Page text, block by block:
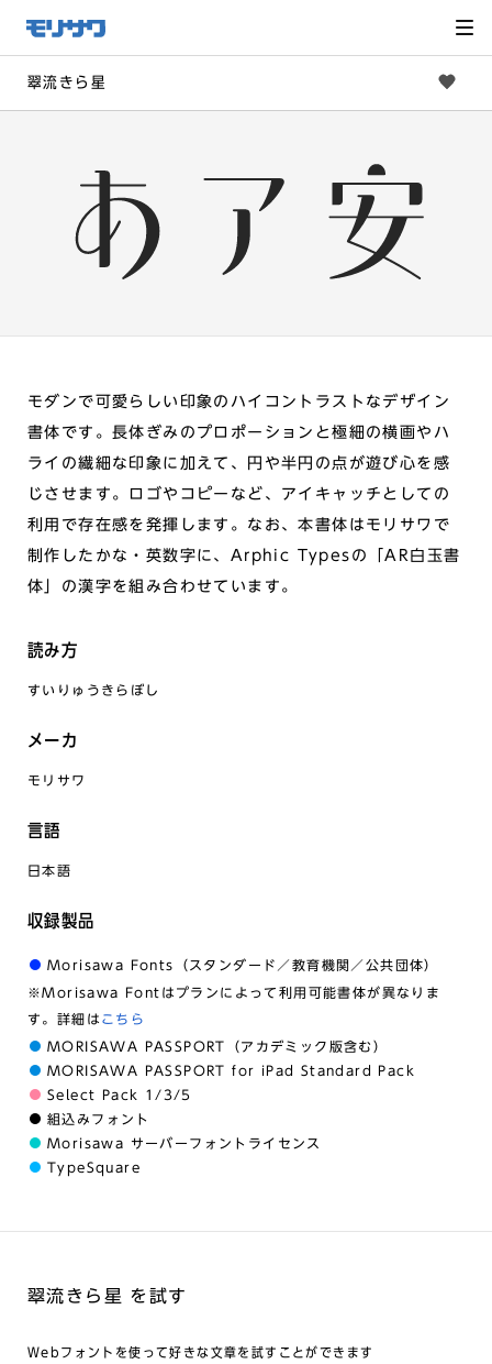
メ
ニュー
飛ばし
へ移動
翠流きら星
モダンで可愛らしい印象のハイコントラストなデザイン
書体です。長体ぎみのプロポーションと極細の横画やハ
ライの繊細な印象に加えて、円や半円の点が遊び心を感
じさせます。ロゴやコピーなど、アイキャッチとしての
利用で存在感を発揮します。なお、本書体はモリサワで
制作したかな・英数字に、Arphic Typesの「AR白玉書
体」の漢字を組み合わせています。
読み方
すいりゅうきらぼし
メーカ
モリサワ
言語
日本語
収録製品
Morisawa Fonts（スタンダード／教育機関／公共団体）
※Morisawa Fontはプランによって利用可能書体が異なりま
す。詳細は こちら
MORISAWA PASSPORT（アカデミック版含む）
MORISAWA PASSPORT for iPad Standard Pack
Select Pack 1/3/5
組込みフォント
Morisawa サーバーフォントライセンス
TypeSquare
翠流きら星 を試す
Webフォントを使って好きな文章を試すことができます